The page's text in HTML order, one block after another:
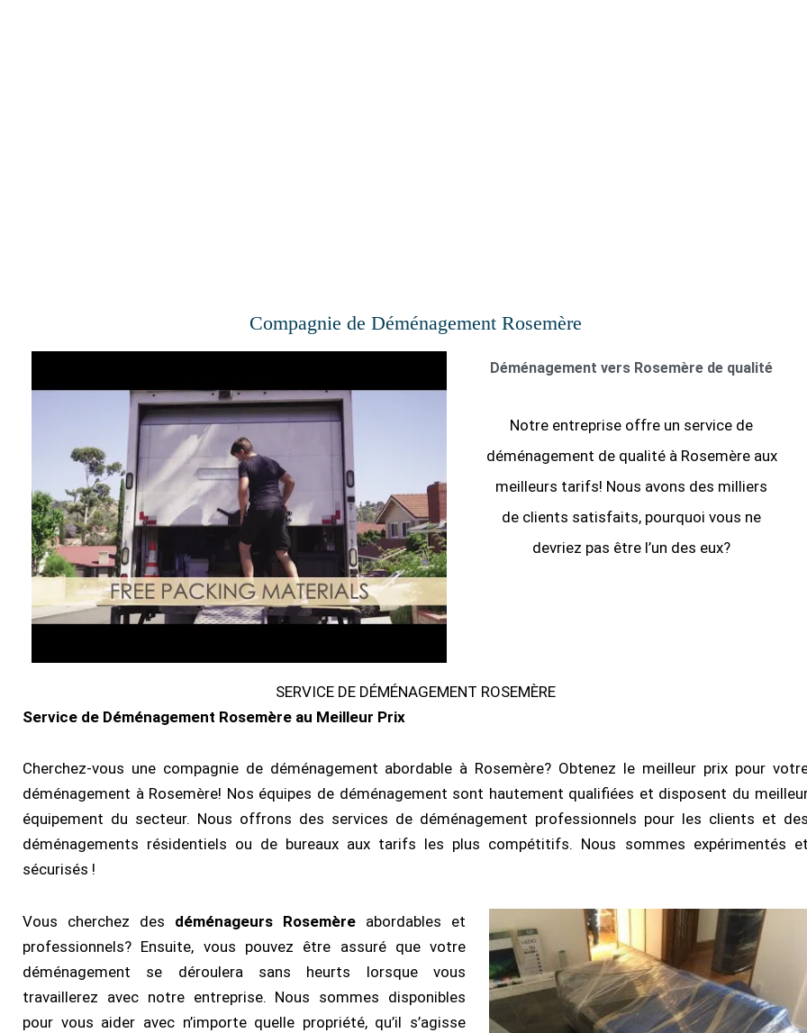
Compagnie de Déménagement Rosemère
Déménagement vers Rosemère de qualité
Notre entreprise offre un service de
déménagement de qualité à Rosemère aux
meilleurs tarifs! Nous avons des milliers
de clients satisfaits, pourquoi vous ne
devriez pas être l’un des eux?
SERVICE DE DÉMÉNAGEMENT ROSEMÈRE
Service de Déménagement Rosemère au Meilleur Prix
Cherchez-vous une compagnie de déménagement abordable à Rosemère? Obtenez le meilleur prix pour
déménagement à Rosemère! Nos équipes de déménagement sont hautement qualifiées et disposent du
équipement du secteur. Nous offrons des services de déménagement professionnels pour les clients et des
déménagements résidentiels ou de bureaux aux tarifs les plus compétitifs. Nous sommes expérimentés et
sécurisés !
Vous cherchez des déménageurs Rosemère abordables et
professionnels? Ensuite, vous pouvez être assuré que votre
déménagement se déroulera sans heurts lorsque vous
travaillerez avec notre entreprise. Nous sommes disponibles
pour vous aider avec n’importe quelle propriété, qu’il s’agisse